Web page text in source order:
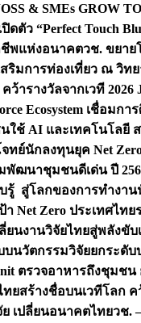
& SMEs GROW
ดตัว “Perfect Touch
ชีพแห่งอนาคตวช. ขยาย
ริมการท่องเที่ยว ณ วิ
ารางวัลจากเวที 2026
Ecosystem เชื่อมก
ช้ AI และเทคโนโลยี
ทย์นักลงทุนยุค Net
พัฒนาชุมชนดีเด่น ปี
รู้ สู่โลกของการทำงาน
Net Zero ประเทศไทย
ยนงานวิจัยไทยสู่พลังขั
นวัตกรรมวิจัยยกระดั
ตรวจอาหารถึงชุมช
ยสร้างชื่อบนเวทีโลก ค
ย เปลี่ยนอนาคตไทยวช.